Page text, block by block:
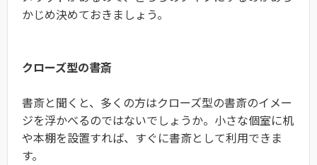
かじめ決めておきましょう。
クローズ型の書斎
書斎と聞くと、多くの方はクローズ型の書斎のイメー
ジを浮かべるのではないでしょうか。小さな個室に机
や本棚を設置すれば、すぐに書斎として利用できま
す。